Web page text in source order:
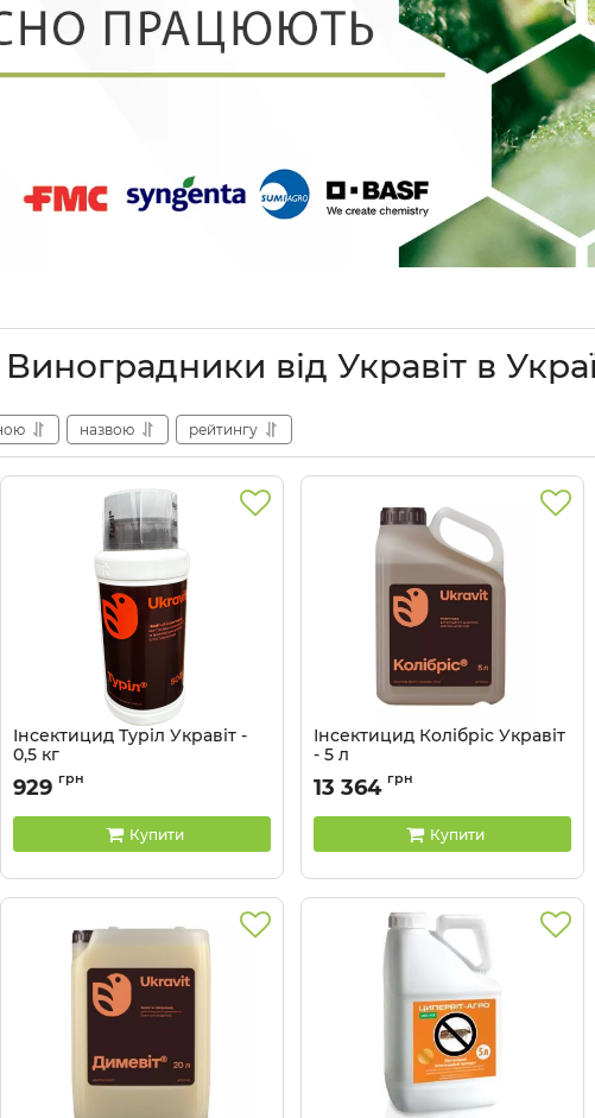
від Укравіт в
назвою рейтингу
Інсектицид Туріл Укравіт -
0,5 кг
Артикул: 13035016
929 грн
Купити
Інсектицид Колібріс Укравіт
- 5 л
Артикул: 13035012
13 364 грн
Купити